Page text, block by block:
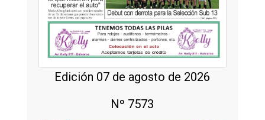
Edición 07 de agosto de 2026
Nº 7573